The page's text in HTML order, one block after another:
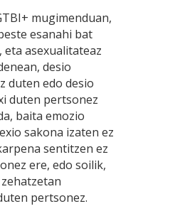
mugimenduan,
esanahi bat
eta asexualitateaz
desio
duten edo desio
duten pertsonez
baita emozio
sakona izaten ez
sentitzen ez
ere, edo soilik,
pertsonez.